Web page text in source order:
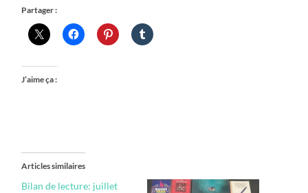
Partager :
J’aime ça :
Articles similaires
Bilan de lecture: juillet